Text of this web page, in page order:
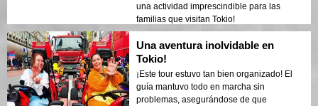
una actividad imprescindible para las
familias que visitan Tokio!
Una aventura inolvidable en
Tokio!
¡Este tour estuvo tan bien organizado! El
guía mantuvo todo en marcha sin
problemas, asegurándose de que